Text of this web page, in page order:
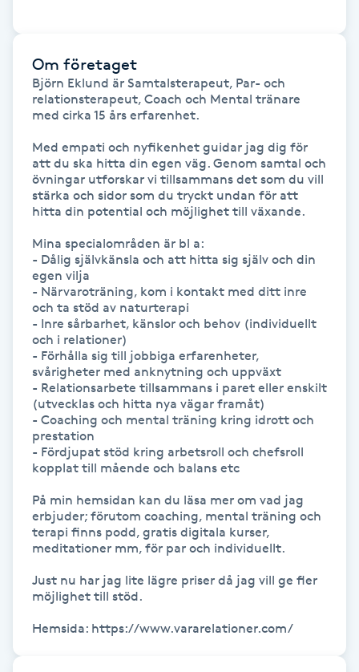
Frisör
Funktionsanalys
Färgning
Föning
Gelenaglar
Gellack
Gellack med förstärkning
Gravidmassage
Gravidyoga
Gruppträning
Gua Sha-massage
Headspa
Om företaget
Björn Eklund är Samtalsterapeut, Par- och
relationsterapeut, Coach och Mental tränare
med cirka 15 års erfarenhet.
Med empati och nyfikenhet guidar jag dig för
att du ska hitta din egen väg. Genom samtal och
övningar utforskar vi tillsammans det som du vill
stärka och sidor som du tryckt undan för att
hitta din potential och möjlighet till växande.
Mina specialområden är bl a:
- Dålig självkänsla och att hitta sig själv och din
egen vilja
- Närvaroträning, kom i kontakt med ditt inre
och ta stöd av naturterapi
- Inre sårbarhet, känslor och behov (individuellt
och i relationer)
- Förhålla sig till jobbiga erfarenheter,
svårigheter med anknytning och uppväxt
- Relationsarbete tillsammans i paret eller enskilt
(utvecklas och hitta nya vägar framåt)
- Coaching och mental träning kring idrott och
prestation
- Fördjupat stöd kring arbetsroll och chefsroll
kopplat till mående och balans etc
På min hemsidan kan du läsa mer om vad jag
erbjuder; förutom coaching, mental träning och
terapi finns podd, gratis digitala kurser,
meditationer mm, för par och individuellt.
Just nu har jag lite lägre priser då jag vill ge fler
möjlighet till stöd.
Hemsida: https://www.vararelationer.com/